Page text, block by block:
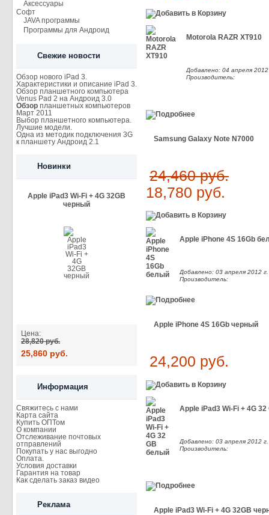
Аксессуары
Софт
JAVA программы
Программы для Андроид
Свежие новости
Обзор нового iPad 3.
Характеристики и описание iPad 3.
Обзор планшетного компьютера
Venus Pad 2 на Андроид 3.0
Обзор планшетных компьютеров
Март 2011
Выбор планшетного компьютера.
Лучшие модели.
Одна из методик подключения 3G
к планшету Андроид 2.1
Новинки
Apple iPad3 Wi-Fi + 4G 32GB
черный
Цена:
28,820 руб.
25,860 руб.
Информация
Свяжитесь с нами
Карта сайта
Купить ОПТом
О компании
Отслеживание почтовых
отправлений
Покупать у нас выгодно
Оплата.
Условия доставки
Гарантия на товар
Как сделать заказ видео
Реклама
Motorola RAZR XT910
Добавлено: 04 апреля 2012
Производитель:
Samsung Galaxy Note N7000
24,460 руб.
18,780 руб.
Apple iPhone 4S 16Gb
Добавлено: 03 апреля 2012 г.
Производитель:
Apple iPhone 4S 16Gb черный
24,200 руб.
Apple iPad3 Wi-Fi + 4G
Добавлено: 03 апреля 2012 г.
Производитель:
Apple iPad3 Wi-Fi + 4G 32GB